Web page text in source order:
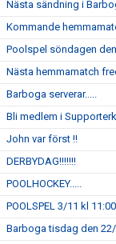
Nästa sändning i
Kommande
Poolspel söndagen
Nästa hemmamatch
Barboga serverar.....
Bli medlem i
John var först !!
DERBYDAG!!!!!!!
POOLHOCKEY.....
POOLSPEL 3/11 kl
Barboga tisdag den